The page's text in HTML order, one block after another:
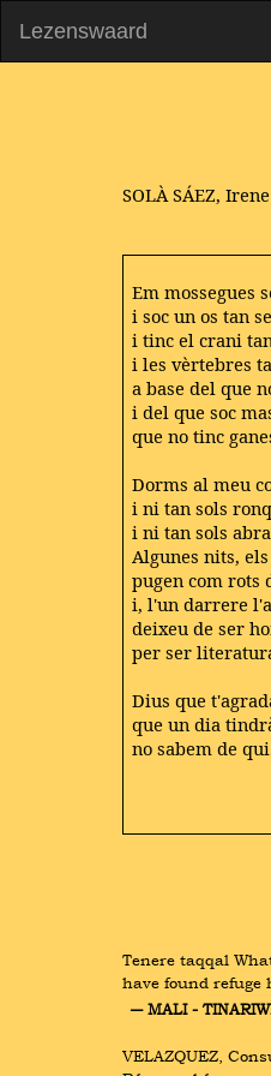
Lezenswaard
SOLÀ SÁEZ, Irene
Em mossegues
i soc un os tan
i tinc el crani
i les vèrtebres
a base del que
i del que soc
que no tinc
Dorms al meu
i ni tan sols
i ni tan sols
Algunes nits,
pugen com rots
i, l'un darrere
deixeu de ser
per ser
Dius que
que un dia
no sabem de
Tenere taqqal
have found
― MALI -
VELAZQUEZ,